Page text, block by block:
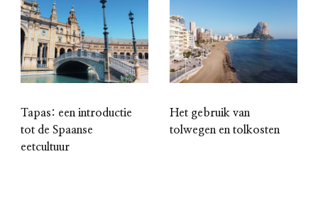
Tapas: een introductie
tot de Spaanse
eetcultuur
Het gebruik van
tolwegen en tolkosten